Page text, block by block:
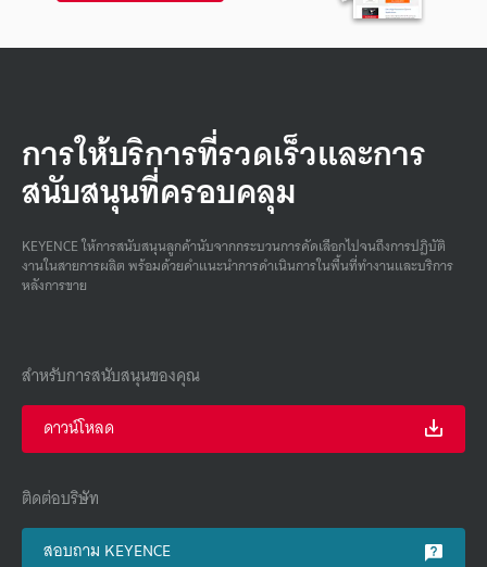
การให้บริการที่รวดเร็วและการ
สนับสนุนที่ครอบคลุม
KEYENCE ให้การสนับสนุนลูกค้านับจากกระบวนการคัดเลือกไปจนถึงการปฏิบัติ
งานในสายการผลิต พร้อมด้วยคําแนะนําการดําเนินการในพื้นที่ทํางานและบริการ
หลังการขาย
สำหรับการสนับสนุนของคุณ
ดาวน์โหลด
ติดต่อบริษัท
สอบถาม KEYENCE